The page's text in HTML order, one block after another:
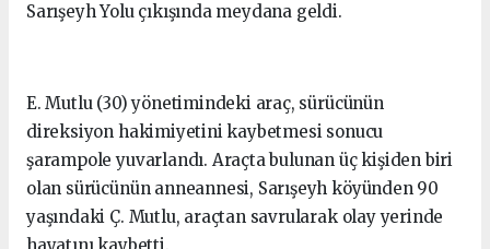
Sarışeyh Yolu çıkışında meydana geldi.
E. Mutlu (30) yönetimindeki araç, sürücünün
direksiyon hakimiyetini kaybetmesi sonucu
şarampole yuvarlandı. Araçta bulunan üç kişiden biri
olan sürücünün anneannesi, Sarışeyh köyünden 90
yaşındaki Ç. Mutlu, araçtan savrularak olay yerinde